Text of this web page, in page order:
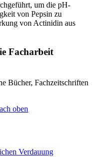
um die pH-
von Pepsin zu
von Actinidin aus
Facharbeit
Bücher, Fachzeitschriften
oben